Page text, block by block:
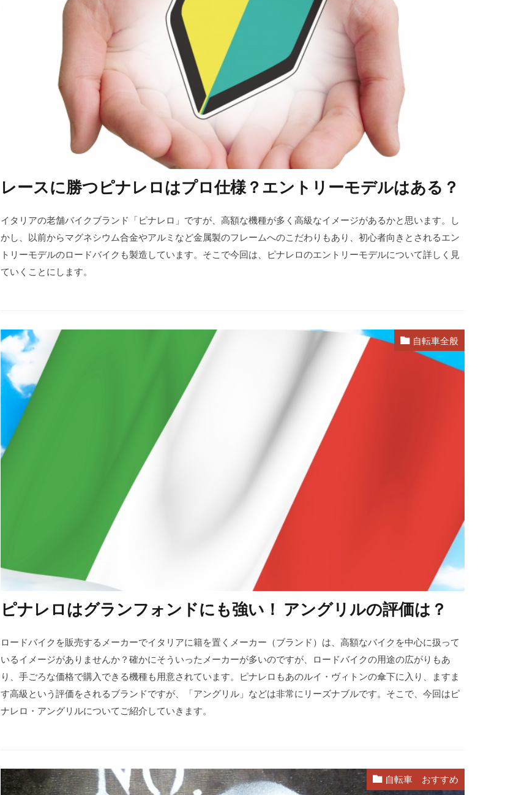
レースに勝つピナレロはプロ仕様？エントリーモデルはある？
イタリアの老舗バイクブランド「ピナレロ」ですが、高額な機種が多く高級なイメージがあるかと思います。し
かし、以前からマグネシウム合金やアルミなど金属製のフレームへのこだわりもあり、初心者向きとされるエン
トリーモデルのロードバイクも製造しています。そこで今回は、ピナレロのエントリーモデルについて詳しく見
ていくことにします。
自転車全般
ピナレロはグランフォンドにも強い！ アングリルの評価は？
ロードバイクを販売するメーカーでイタリアに籍を置くメーカー（ブランド）は、高額なバイクを中心に扱って
いるイメージがありませんか？確かにそういったメーカーが多いのですが、ロードバイクの用途の広がりもあ
り、手ごろな価格で購入できる機種も用意されています。ピナレロもあのルイ・ヴィトンの傘下に入り、ますま
す高級という評価をされるブランドですが、「アングリル」などは非常にリーズナブルです。そこで、今回はピ
ナレロ・アングリルについてご紹介していきます。
自転車 おすすめ